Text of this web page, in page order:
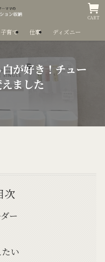
CART
子育て 仕事 ディズニー
が好き！チュー
ました
次
ー
い